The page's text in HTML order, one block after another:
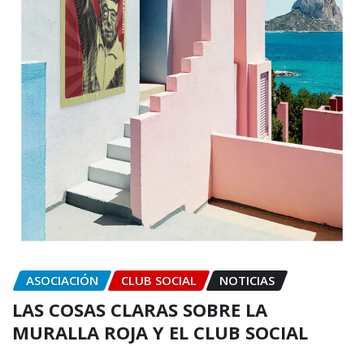
ASOCIACIÓN CLUB SOCIAL NOTICIAS
LAS COSAS CLARAS SOBRE LA
MURALLA ROJA Y EL CLUB SOCIAL